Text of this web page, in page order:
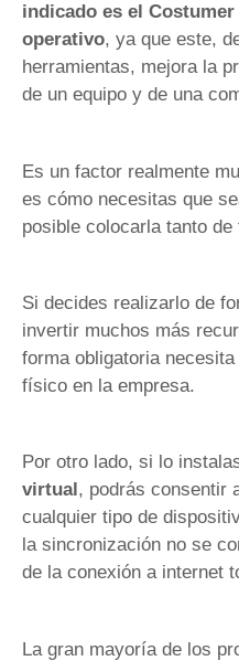
indicado es el
operativo, ya que este,
herramientas, mejora la
de un equipo y de una
Es un factor realmente
es cómo necesitas que
posible colocarla tanto
Si decides realizarlo de
invertir muchos más
forma obligatoria
físico en la empresa.
Por otro lado, si lo
virtual , podrás consentir
cualquier tipo de
la sincronización no se
de la conexión a internet
La gran mayoría de los